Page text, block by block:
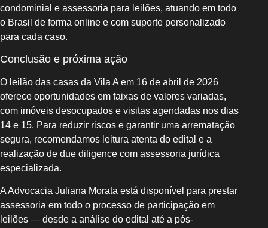
condominial e assessoria para leilões, atuando em todo
o Brasil de forma online e com suporte personalizado
para cada caso.
Conclusão e próxima ação
O leilão das casas da Vila A em 16 de abril de 2026
oferece oportunidades em faixas de valores variadas,
com imóveis desocupados e visitas agendadas nos dias
14 e 15. Para reduzir riscos e garantir uma arrematação
segura, recomendamos leitura atenta do edital e a
realização de due diligence com assessoria jurídica
especializada.
A Advocacia Juliana Morata está disponível para prestar
assessoria em todo o processo de participação em
leilões — desde a análise do edital até a pós-